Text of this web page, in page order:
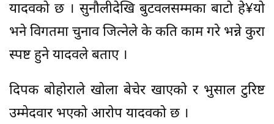
यादवको छ । सुनौलीदेखि बुटवलसम्मका बाटो हे¥यो
भने विगतमा चुनाव जित्नेले के कति काम गरे भन्ने कुरा
स्पष्ट हुने यादवले बताए ।
दिपक बोहोराले खोला बेचेर खाएको र भुसाल टुरिष्ट
उम्मेदवार भएको आरोप यादवको छ ।